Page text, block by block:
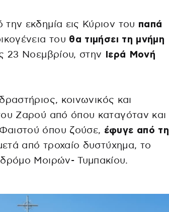
εκδημία εις Κύριον του παπά
του θα τιμήσει τη μνήμη
23 Νοεμβρίου, στην Ιερά Μονή
κοινωνικός και
Ζαρού από όπου καταγόταν και
όπου ζούσε, έφυγε από τη
από τροχαίο δυστύχημα, το
Μοιρών- Τυμπακίου.